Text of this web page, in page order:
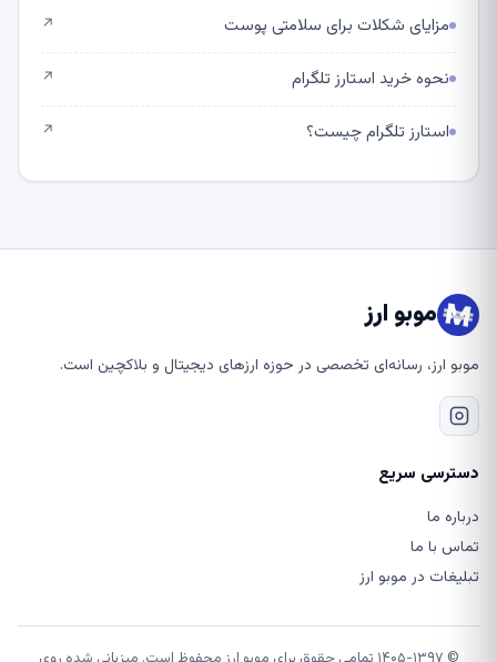
مزایای شکلات برای سلامتی پوست ↗
نحوه خرید استارز تلگرام ↗
استارز تلگرام چیست؟ ↗
موبو ارز
موبو ارز، رسانه‌ای تخصصی در حوزه ارزهای دیجیتال و بلاکچین است.
دسترسی سریع
درباره ما
تماس با ما
تبلیغات در موبو ارز